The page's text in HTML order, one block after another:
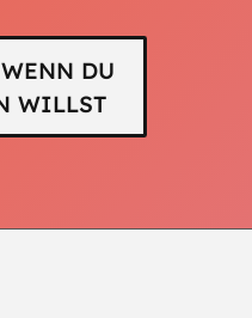
DU
WILLST